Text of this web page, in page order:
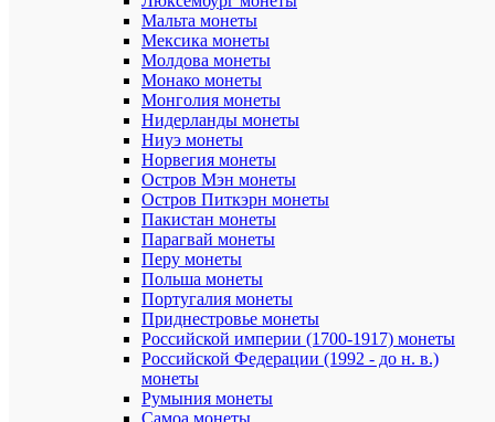
Мальта монеты
Мексика монеты
Молдова монеты
Монако монеты
Монголия монеты
Нидерланды монеты
Ниуэ монеты
Норвегия монеты
Остров Мэн монеты
Остров Питкэрн монеты
Пакистан монеты
Парагвай монеты
Перу монеты
Польша монеты
Португалия монеты
Приднестровье монеты
Российской империи (1700-1917) монеты
Российской Федерации (1992 - до н. в.)
монеты
Румыния монеты
Самоа монеты